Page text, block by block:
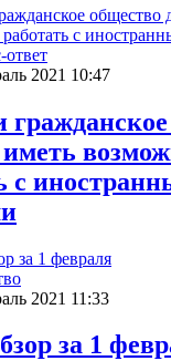
2021 10:47
с
2021 11:33
за 1